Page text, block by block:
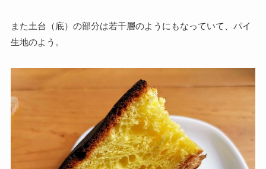
また土台（底）の部分は若干層のようにもなっていて、パイ
生地のよう。